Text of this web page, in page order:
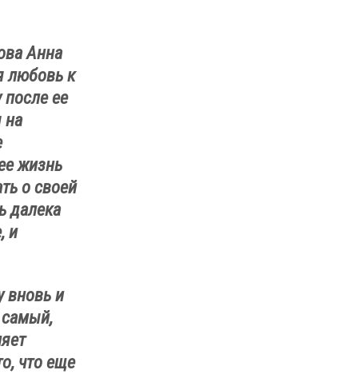
Анна
любовь к
ее
на
жизнь
о своей
далека
и
вновь и
самый,
что еще